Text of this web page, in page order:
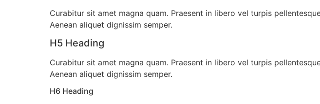
Curabitur sit amet magna quam. Praesent in libero vel turpis
Aenean aliquet dignissim semper.
H5 Heading
Curabitur sit amet magna quam. Praesent in libero vel turpis
Aenean aliquet dignissim semper.
H6 Heading